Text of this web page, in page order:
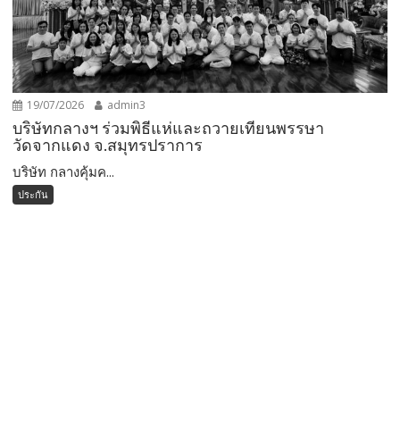
19/07/2026 admin3
บริษัทกลางฯ ร่วมพิธีแห่และถวายเทียนพรรษา
วัดจากแดง จ.สมุทรปราการ
บริษัท กลางคุ้มค...
ประกัน